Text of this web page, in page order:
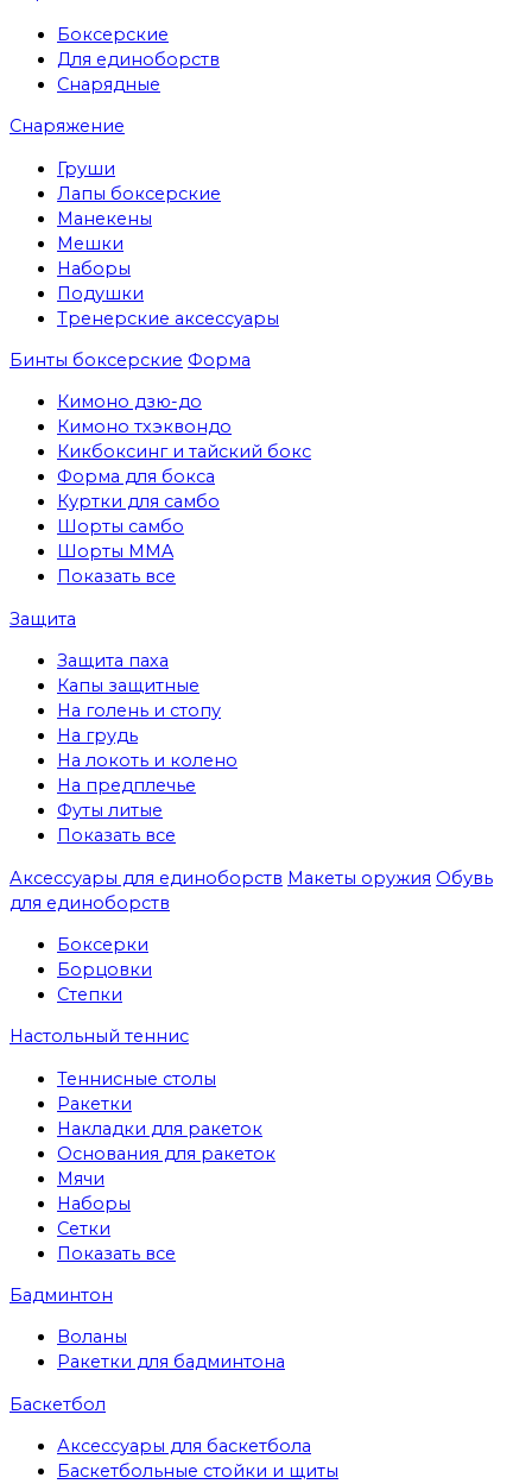
Боксерские
Для единоборств
Снарядные
Снаряжение
Груши
Лапы боксерские
Манекены
Мешки
Наборы
Подушки
Тренерские аксессуары
Бинты боксерские Форма
Кимоно дзю-до
Кимоно тхэквондо
Кикбоксинг и тайский бокс
Форма для бокса
Куртки для самбо
Шорты самбо
Шорты MMA
Показать все
Защита
Защита паха
Капы защитные
На голень и стопу
На грудь
На локоть и колено
На предплечье
Футы литые
Показать все
Аксессуары для единоборств Макеты оружия Обувь
для единоборств
Боксерки
Борцовки
Степки
Настольный теннис
Теннисные столы
Ракетки
Накладки для ракеток
Основания для ракеток
Мячи
Наборы
Сетки
Показать все
Бадминтон
Воланы
Ракетки для бадминтона
Баскетбол
Аксессуары для баскетбола
Баскетбольные стойки и щиты